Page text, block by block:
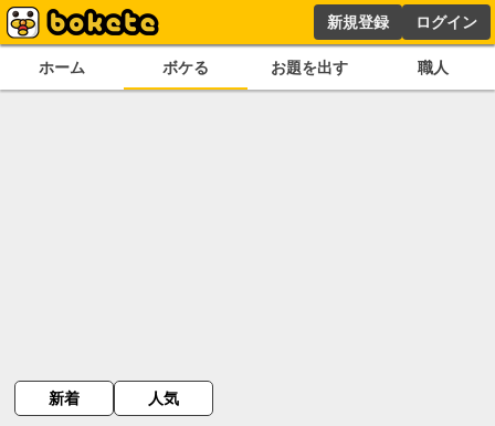
新規登録 ログイン
ホーム ボケる お題を出す 職人
新着 人気